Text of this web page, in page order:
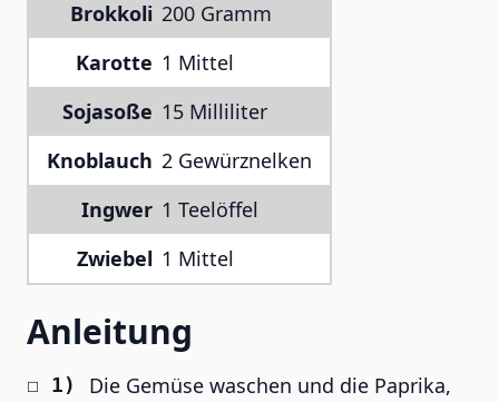
Brokkoli 200 Gramm
Karotte 1 Mittel
Sojasoße 15 Milliliter
Knoblauch 2 Gewürznelken
Ingwer 1 Teelöffel
Zwiebel 1 Mittel
Anleitung
Die Gemüse waschen und die Paprika,